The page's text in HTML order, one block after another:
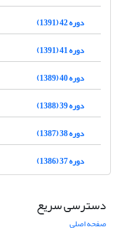
دوره 42 (1391)
دوره 41 (1391)
دوره 40 (1389)
دوره 39 (1388)
دوره 38 (1387)
دوره 37 (1386)
دسترسی سریع
صفحه اصلی